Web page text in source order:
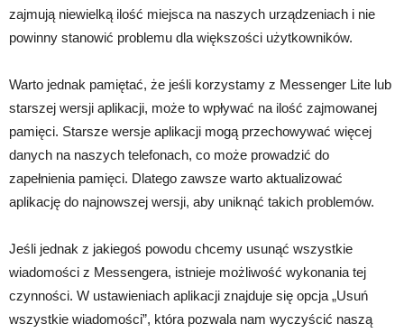
zajmują niewielką ilość miejsca na naszych urządzeniach i nie
powinny stanowić problemu dla większości użytkowników.
Warto jednak pamiętać, że jeśli korzystamy z Messenger Lite lub
starszej wersji aplikacji, może to wpływać na ilość zajmowanej
pamięci. Starsze wersje aplikacji mogą przechowywać więcej
danych na naszych telefonach, co może prowadzić do
zapełnienia pamięci. Dlatego zawsze warto aktualizować
aplikację do najnowszej wersji, aby uniknąć takich problemów.
Jeśli jednak z jakiegoś powodu chcemy usunąć wszystkie
wiadomości z Messengera, istnieje możliwość wykonania tej
czynności. W ustawieniach aplikacji znajduje się opcja „Usuń
wszystkie wiadomości”, która pozwala nam wyczyścić naszą